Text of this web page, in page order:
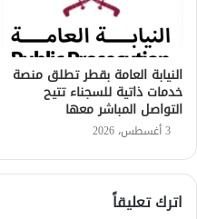
النيابة العامة بقطر تطلق منصة
خدمات ذاتية للسجناء تتيح
التواصل المباشر معها
3 أغسطس، 2026
اترك تعليقاً